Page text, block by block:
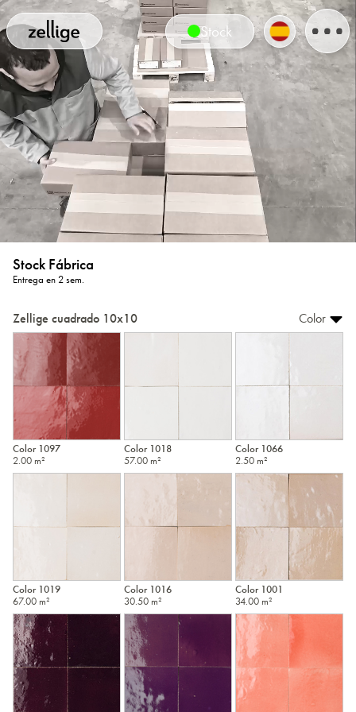
Stock
Stock Fábrica
Entrega en 2 sem.
Color
1003
1010 1011 1018
1031 1034
1042 1045
1052 1057 1064 1065 1066
1070 1073 1079 1080
Zellige cuadrado 10x10
Color 1097
2.00 m²
Color 1018
57.00 m²
Color 1066
2.50 m²
Color 1019
67.00 m²
Color 1016
30.50 m²
Color 1001
34.00 m²